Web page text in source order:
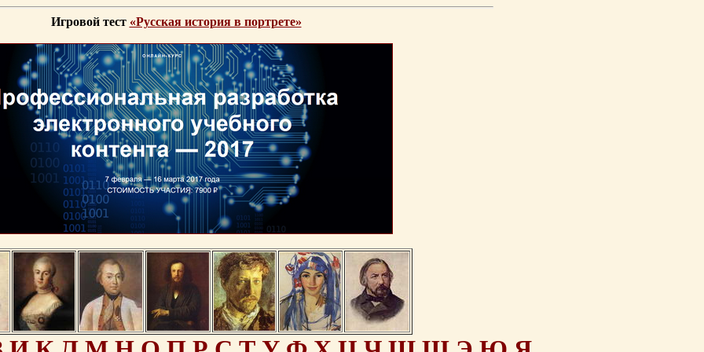
Игровой тест «Русская история в портрете»